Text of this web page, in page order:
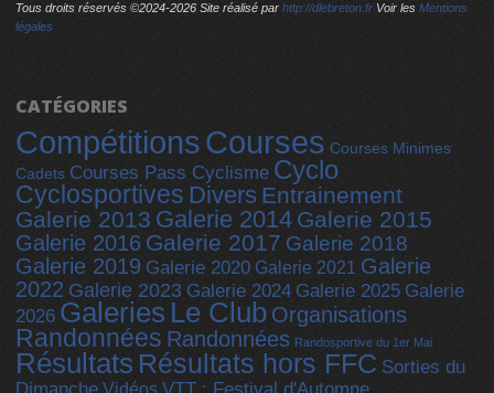
Tous droits réservés ©2024-2026 Site réalisé par http://dlebreton.fr Voir les Mentions
légales
CATÉGORIES
CompétitionsCourses Courses Minimes
Cadets Courses Pass Cyclisme Cyclo
Cyclosportives Divers Entrainement
Galerie 2013 Galerie 2014 Galerie 2015
Galerie 2016 Galerie 2017 Galerie 2018
Galerie 2019 Galerie 2020 Galerie 2021 Galerie
2022 Galerie 2023 Galerie 2024 Galerie 2025 Galerie
2026 Galeries Le Club Organisations
Randonnées Randonnées Randosportive du 1er Mai
Résultats Résultats hors FFC Sorties du
Dimanche Vidéos VTT : Festival d'Automne